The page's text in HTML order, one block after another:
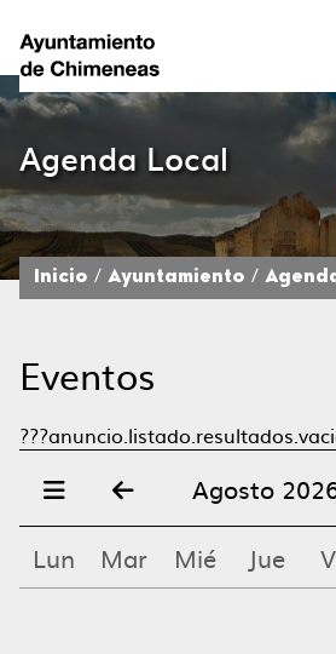
Agenda Local
Inicio Ayuntamiento
Eventos
Agosto
Lun
Mar Mié Jue